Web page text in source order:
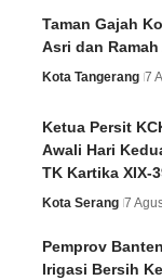
Taman Gajah
Asri dan Ramah
Kota Tangerang 7
Ketua Persit
Awali Hari
TK Kartika XIX-
Kota Serang 7
Pemprov
Irigasi Bersih